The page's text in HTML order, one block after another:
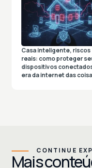
Casa inteligente, riscos
reais: como proteger
dispositivos
era da internet das
CONTINUE
Mais